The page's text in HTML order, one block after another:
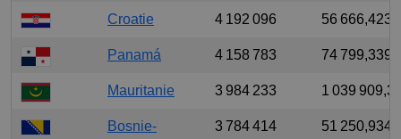
Croatie 4 192 096 56 666,423
Panamá 4 158 783 74 799,339
Mauritanie 3 984 233 1 039
Bosnie-
3 784 414 51 250,934